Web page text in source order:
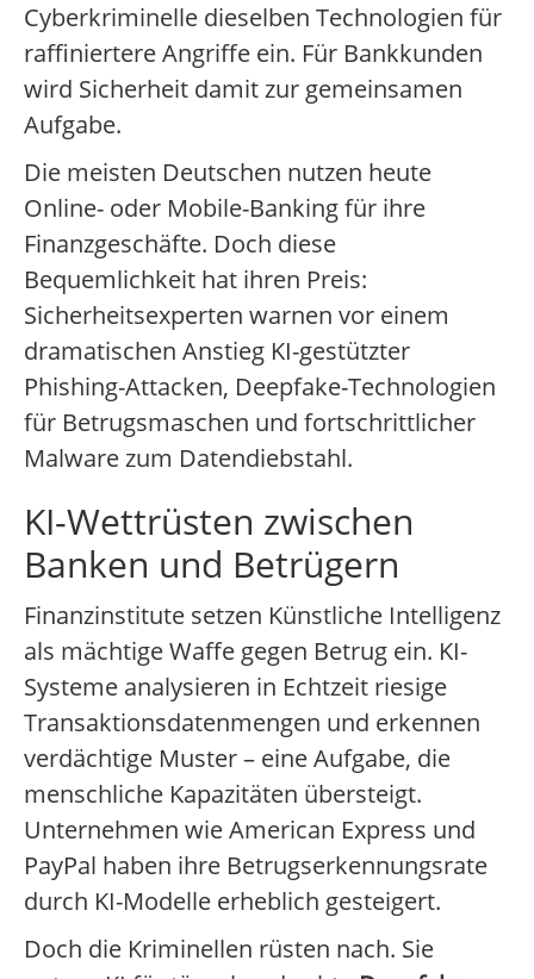
Cyberkriminelle dieselben Technologien für
raffiniertere Angriffe ein. Für Bankkunden
wird Sicherheit damit zur gemeinsamen
Aufgabe.
Die meisten Deutschen nutzen heute
Online- oder Mobile-Banking für ihre
Finanzgeschäfte. Doch diese
Bequemlichkeit hat ihren Preis:
Sicherheitsexperten warnen vor einem
dramatischen Anstieg KI-gestützter
Phishing-Attacken, Deepfake-Technologien
für Betrugsmaschen und fortschrittlicher
Malware zum Datendiebstahl.
KI-Wettrüsten zwischen
Banken und Betrügern
Finanzinstitute setzen Künstliche Intelligenz
als mächtige Waffe gegen Betrug ein. KI-
Systeme analysieren in Echtzeit riesige
Transaktionsdatenmengen und erkennen
verdächtige Muster – eine Aufgabe, die
menschliche Kapazitäten übersteigt.
Unternehmen wie American Express und
PayPal haben ihre Betrugserkennungsrate
durch KI-Modelle erheblich gesteigert.
Doch die Kriminellen rüsten nach. Sie